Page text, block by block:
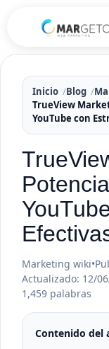
Inicio Blog
TrueView
YouTube con
Marketing wiki•
Actualizado: 12/
1,459 palabras
Contenido del